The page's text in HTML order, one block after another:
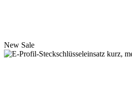
New Sale